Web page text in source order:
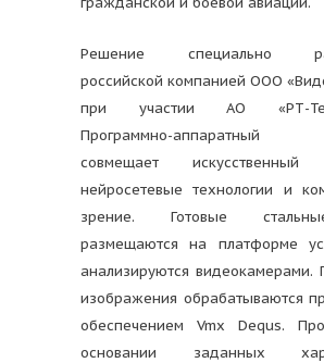
Решение специально
российской компанией ООО
при участии АО «РТ-
Программно-аппаратный
совмещает искусственный
нейросетевые технологии и
зрение. Готовые
размещаются на платформе
анализируются видеокамерами.
изображения обрабатываются
обеспечением Vmx Dequs.
основании заданных